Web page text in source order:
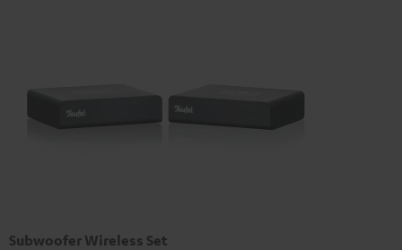
Subwoofer Wireless Set